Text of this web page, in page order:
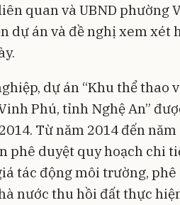
quan và UBND phường
dự án và đề nghị xem xét
dự án “Khu thể thao
Phú, tỉnh Nghệ An”
Từ năm 2014 đến năm
phê duyệt quy hoạch chi
tác động môi trường, phê
nước thu hồi đất thực